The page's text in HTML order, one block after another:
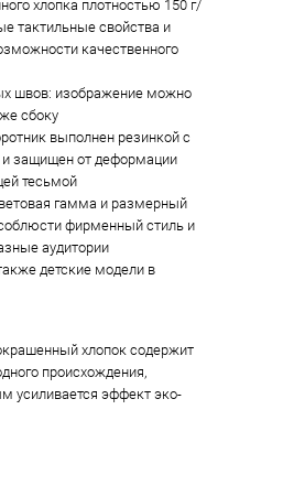
хлопка плотностью 150 г/
тактильные свойства и
качественного
швов: изображение можно
сбоку
выполнен резинкой с
защищен от деформации
тесьмой
гамма и размерный
фирменный стиль и
аудитории
детские модели в
хлопок содержит
происхождения,
усиливается эффект эко-